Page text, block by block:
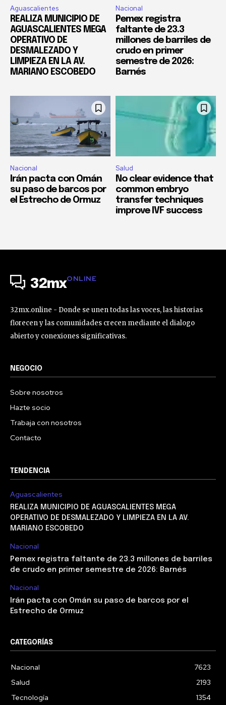
Aguascalientes
REALIZA MUNICIPIO DE
AGUASCALIENTES MEGA
OPERATIVO DE
DESMALEZADO Y
LIMPIEZA EN LA AV.
MARIANO ESCOBEDO
Nacional
Pemex registra
faltante de 23.3
millones de barriles de
crudo en primer
semestre de 2026:
Barnés
Nacional
Irán pacta con Omán
su paso de barcos por
el Estrecho de Ormuz
Salud
No clear evidence that
common embryo
transfer techniques
improve IVF success
32mxONLINE
32mx.online - Donde se unen todas las voces, las historias
florecen y las comunidades crecen mediante el dialogo
abierto y conexiones significativas.
NEGOCIO
Sobre nosotros
Hazte socio
Trabaja con nosotros
Contacto
TENDENCIA
Aguascalientes
REALIZA MUNICIPIO DE AGUASCALIENTES MEGA
OPERATIVO DE DESMALEZADO Y LIMPIEZA EN LA AV.
MARIANO ESCOBEDO
Nacional
Pemex registra faltante de 23.3 millones de barriles
de crudo en primer semestre de 2026: Barnés
Nacional
Irán pacta con Omán su paso de barcos por el
Estrecho de Ormuz
CATEGORÍAS
Nacional
7623
Salud
2193
Tecnología
1354